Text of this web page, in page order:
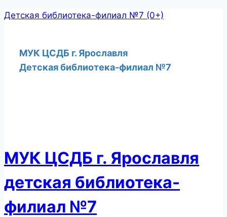
Перейти
Детская библиотека-филиал №7 (0+)
МУК ЦСДБ г. Ярославля
Детская библиотека-филиал №7
МУК ЦСДБ г. Ярославля
детская библиотека-
филиал №7